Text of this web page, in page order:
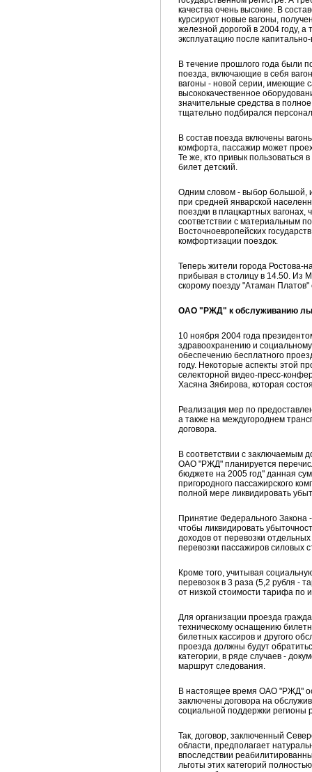
качества очень высокие. В
курсируют новые вагоны,
железной дорогой в 2004 году, а
эксплуатацию после
В течение прошлого года были
поезда, включающие в себя
вагоны - новой серии, имеющие
высококачественное
значительные средства в
тщательно подбирался
В состав поезда включены
комфорта, пассажир может
Те же, кто привык пользоваться
билет детский.
Одним словом - выбор большой, и
при средней январской
поездки в плацкартных вагонах,
соответствии с материальным
Восточноевропейских
комфортизации поездок.
Теперь жители города Ростова-
прибывая в столицу в 14.50. Из
скорому поезду "Атаман Платов"
ОАО "РЖД" к обслуживанию
10 ноября 2004 года
здравоохранению и
обеспечению бесплатного
году. Некоторые аспекты этой
селекторной видео-пресс-
Хасяна Зябирова, которая
Реализация мер по
а также на междугороднем
договора.
В соответствии с заключаемым
ОАО "РЖД" планируется
бюджете на 2005 год" данная
пригородного пассажирского
полной мере ликвидировать
Принятие Федерального Закона
чтобы ликвидировать
доходов от перевозки
перевозки пассажиров силовых
Кроме того, учитывая
перевозок в 3 раза (5,2 рубля -
от низкой стоимости тарифа по
Для организации проезда
техническому оснащению
билетных кассиров и другого
проезда должны будут
категории, в ряде случаев -
маршрут следования.
В настоящее время ОАО "РЖД"
заключены договора на
социальной поддержки регионы
Так, договор, заключенный
области, предполагает
впоследствии
льготы этих категорий